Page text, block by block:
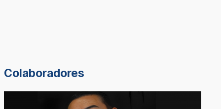
Colaboradores